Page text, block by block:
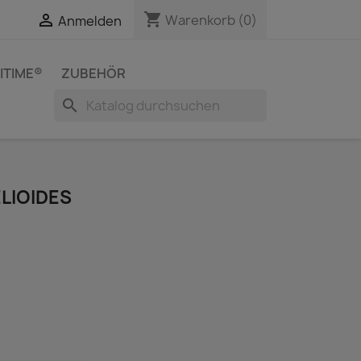
 Anmelden shopping_cart Warenkorb (0)
ZUBEHÖR
search